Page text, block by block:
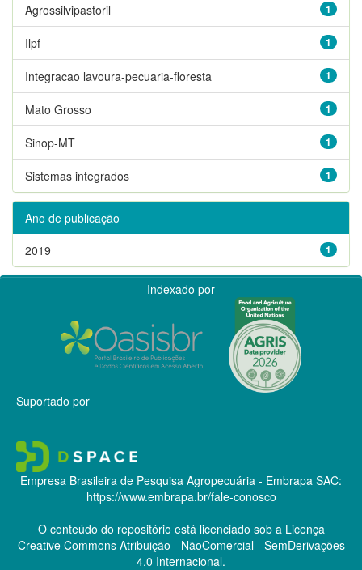
1
Agrossilvipastoril
1
Ilpf
1
Integracao lavoura-pecuaria-floresta
1
Mato Grosso
1
Sinop-MT
1
Sistemas integrados
Ano de publicação
1
2019
Indexado por
Suportado por
Empresa Brasileira de Pesquisa Agropecuária - Embrapa SAC:
https://www.embrapa.br/fale-conosco
O conteúdo do repositório está licenciado sob a Licença
Creative CommonsAtribuição - NãoComercial - SemDerivações
4.0 Internacional.